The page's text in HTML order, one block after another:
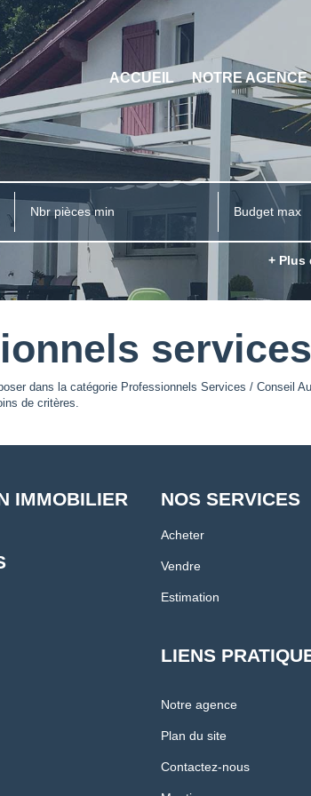
ACCUEIL NOTRE AGENCE
+ Plus
dans la catégorie Professionnels Services / Conseil
de critères.
IMMOBILIER NOS SERVICES
Acheter
Vendre
Estimation
LIENS
Notre agence
Plan du site
Contactez-nous